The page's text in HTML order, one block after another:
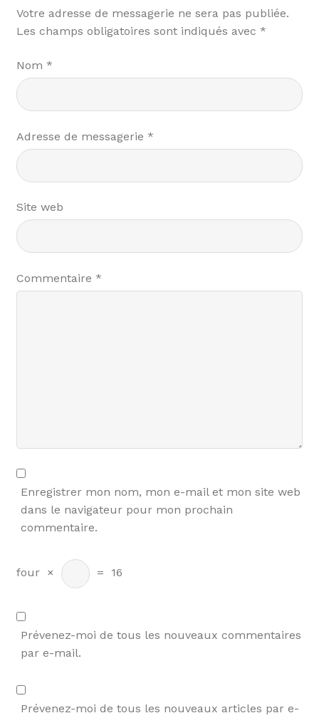
Votre adresse de messagerie ne sera pas publiée.
Les champs obligatoires sont indiqués avec *
Nom *
Adresse de messagerie *
Site web
Commentaire *
Enregistrer mon nom, mon e-mail et mon site web
dans le navigateur pour mon prochain
commentaire.
four × = 16
Prévenez-moi de tous les nouveaux commentaires
par e-mail.
Prévenez-moi de tous les nouveaux articles par e-